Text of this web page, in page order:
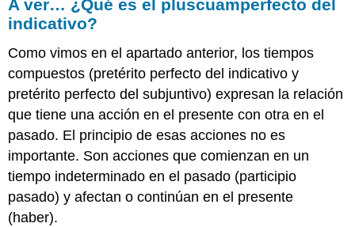
A ver… ¿Qué es el pluscuamperfecto del
indicativo?
Como vimos en el apartado anterior, los tiempos
compuestos (pretérito perfecto del indicativo y
pretérito perfecto del subjuntivo) expresan la relación
que tiene una acción en el presente con otra en el
pasado. El principio de esas acciones no es
importante. Son acciones que comienzan en un
tiempo indeterminado en el pasado (participio
pasado) y afectan o continúan en el presente
(haber).